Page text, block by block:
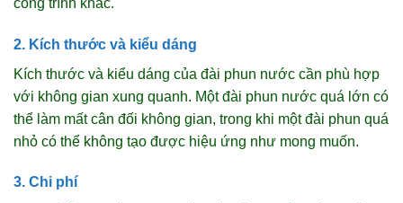
2. Kích thước và kiểu dáng
Kích thước và kiểu dáng của đài phun nước cần phù hợp
với không gian xung quanh. Một đài phun nước quá lớn có
thể làm mất cân đối không gian, trong khi một đài phun quá
nhỏ có thể không tạo được hiệu ứng như mong muốn.
3. Chi phí